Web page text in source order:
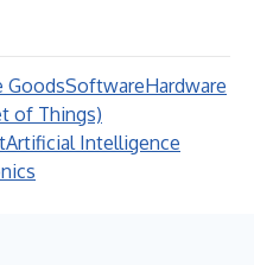
GoodsSoftwareHardware
of Things)
Artificial Intelligence